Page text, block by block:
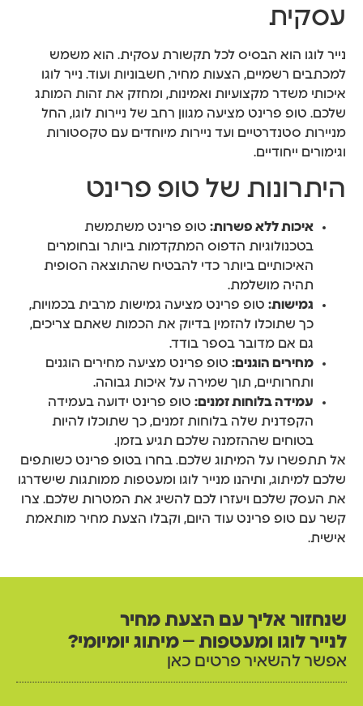
שנחזור אליך עם הצעת מחיר
לנייר לוגו ומעטפות – מיתוג יומיומי?
אפשר להשאיר פרטים כאן
עסקית
נייר לוגו הוא הבסיס לכל תקשורת עסקית. הוא משמש
למכתבים רשמיים, הצעות מחיר, חשבוניות ועוד. נייר לוגו
איכותי משדר מקצועיות ואמינות, ומחזק את זהות המותג
שלכם. טופ פרינט מציעה מגוון רחב של ניירות לוגו, החל
מניירות סטנדרטיים ועד ניירות מיוחדים עם טקסטורות
וגימורים ייחודיים.
היתרונות של טופ פרינט
איכות ללא פשרות: טופ פרינט משתמשת
בטכנולוגיות הדפוס המתקדמות ביותר ובחומרים
האיכותיים ביותר כדי להבטיח שהתוצאה הסופית
תהיה מושלמת.
גמישות: טופ פרינט מציעה גמישות מרבית בכמויות,
כך שתוכלו להזמין בדיוק את הכמות שאתם צריכים,
גם אם מדובר בספר בודד.
מחירים הוגנים: טופ פרינט מציעה מחירים הוגנים
ותחרותיים, תוך שמירה על איכות גבוהה.
עמידה בלוחות זמנים: טופ פרינט ידועה בעמידה
הקפדנית שלה בלוחות זמנים, כך שתוכלו להיות
בטוחים שההזמנה שלכם תגיע בזמן.
אל תתפשרו על המיתוג שלכם. בחרו בטופ פרינט כשותפים
שלכם למיתוג, ותיהנו מנייר לוגו ומעטפות ממותגות שישדרגו
את העסק שלכם ויעזרו לכם להשיג את המטרות שלכם. צרו
קשר עם טופ פרינט עוד היום, וקבלו הצעת מחיר מותאמת
אישית.